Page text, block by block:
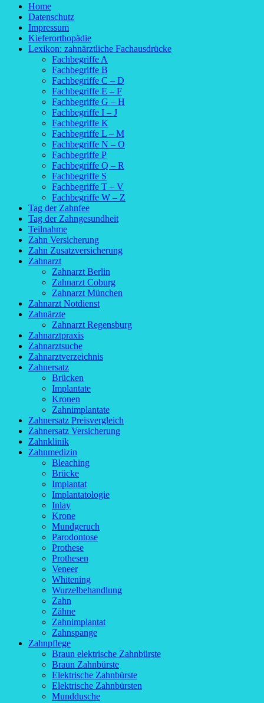
Home
Datenschutz
Impressum
Kieferorthopädie
Lexikon: zahnärztliche Fachausdrücke
Fachbegriffe A
Fachbegriffe B
Fachbegriffe C – D
Fachbegriffe E – F
Fachbegriffe G – H
Fachbegriffe I – J
Fachbegriffe K
Fachbegriffe L – M
Fachbegriffe N – O
Fachbegriffe P
Fachbegriffe Q – R
Fachbegriffe S
Fachbegriffe T – V
Fachbegriffe W – Z
Tag der Zahnfee
Tag der Zahngesundheit
Teilnahme
Zahn Versicherung
Zahn Zusatzversicherung
Zahnarzt
Zahnarzt Berlin
Zahnarzt Coburg
Zahnarzt München
Zahnarzt Notdienst
Zahnärzte
Zahnarzt Regensburg
Zahnarztpraxis
Zahnarztsuche
Zahnarztverzeichnis
Zahnersatz
Brücken
Implantate
Kronen
Zahnimplantate
Zahnersatz Preisvergleich
Zahnersatz Versicherung
Zahnklinik
Zahnmedizin
Bleaching
Brücke
Implantat
Implantatologie
Inlay
Krone
Mundgeruch
Parodontose
Prothese
Prothesen
Veneer
Whitening
Wurzelbehandlung
Zahn
Zähne
Zahnimplantat
Zahnspange
Zahnpflege
Braun elektrische Zahnbürste
Braun Zahnbürste
Elektrische Zahnbürste
Elektrische Zahnbürsten
Munddusche